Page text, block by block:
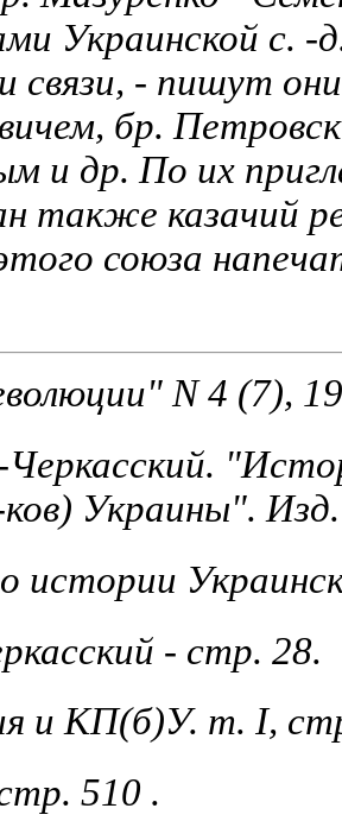
Украинской с.
связи, - пишут
бр.
и др. По их
также казачий
союза
N 4 (7),
Украины".
истории
- стр. 28.
и КП(б)У. т. I,
510 .